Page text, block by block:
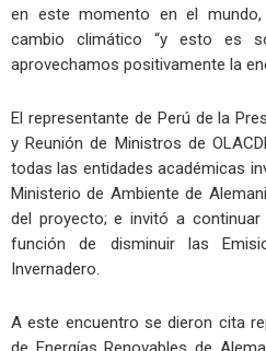
en este momento en el
cambio climático “y esto es
aprovechamos positivamente la
El representante de Perú de la
y Reunión de Ministros de
todas las entidades académicas
Ministerio de Ambiente de
del proyecto; e invitó a
función de disminuir las
Invernadero.
A este encuentro se dieron cita